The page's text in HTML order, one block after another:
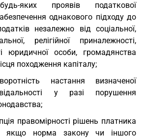
яких проявів податкової
однакового підходу до
незалежно від соціальної,
релігійної приналежності,
юридичної особи, громадянства
походження капіталу;
настання визначеної
у разі порушення
правомірності рішень платника
якщо норма закону чи іншого